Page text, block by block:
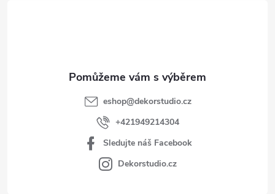
eshop@dekorstudio.cz
+421949214304
Sledujte náš Facebook
Dekorstudio.cz